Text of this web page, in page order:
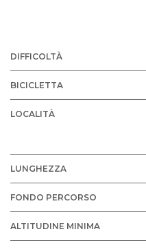
DIFFICOLTÀ
BICICLETTA
LOCALITÀ
LUNGHEZZA
FONDO PERCORSO
ALTITUDINE MINIMA